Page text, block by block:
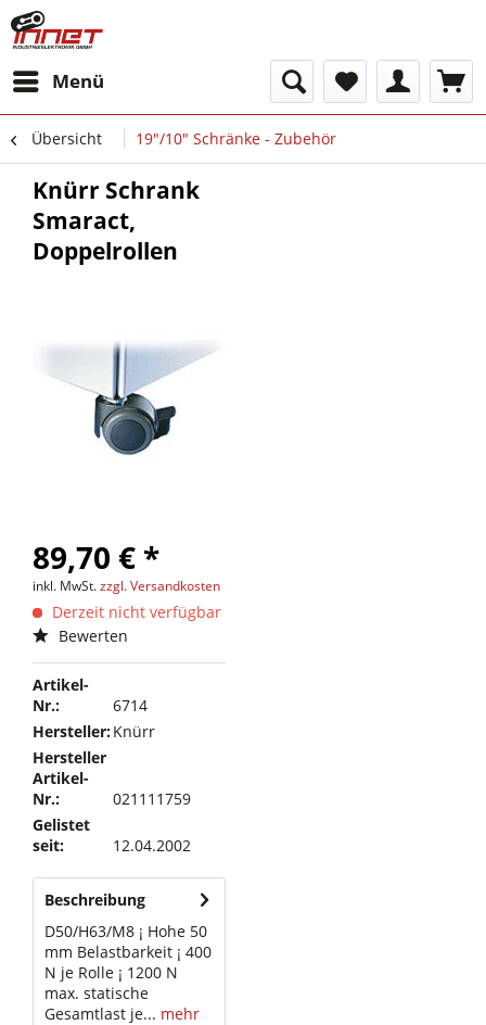
Menü
Übersicht 19"/10" Schränke - Zubehör
Knürr Schrank
Smaract,
Doppelrollen
89,70 € *
inkl. MwSt.zzgl. Versandkosten
Derzeit nicht verfügbar
Bewerten
Artikel-
Nr.:
6714
Hersteller:Knürr
Hersteller
Artikel-
Nr.:
021111759
Gelistet
seit:
12.04.2002
Beschreibung
D50/H63/M8 ¡ Hohe 50
mm Belastbarkeit ¡ 400
N je Rolle ¡ 1200 N
max. statische
Gesamtlast je... mehr